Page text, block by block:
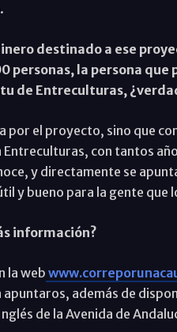
destinado a ese
personas, la persona que
de Entreculturas,
por el proyecto, sino que
Entreculturas, con tantos
y directamente se
y bueno para la gente que
información?
la web
además de
de la Avenida de